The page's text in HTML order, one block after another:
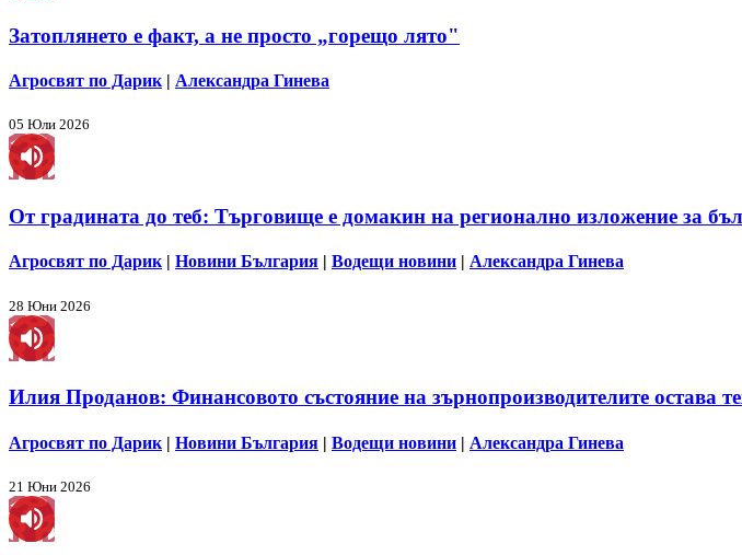
Затоплянето е факт, а не просто „горещо лято"
Агросвят по Дарик | Александра Гинева
05 Юли 2026
От градината до теб: Търговище е домакин на регионално изложение за
Агросвят по Дарик| Новини България | Водещи новини | Александра Гинева
28 Юни 2026
Илия Проданов: Финансовото състояние на зърнопроизводителите остава
Агросвят по Дарик | Новини България | Водещи новини | Александра Гинева
21 Юни 2026